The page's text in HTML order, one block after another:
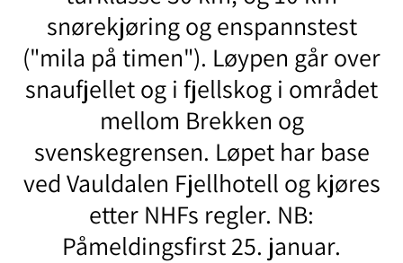
snørekjøring og enspannstest
("mila på timen"). Løypen går over
snaufjellet og i fjellskog i området
mellom Brekken og
svenskegrensen. Løpet har base
ved Vauldalen Fjellhotell og kjøres
etter NHFs regler. NB:
Påmeldingsfirst 25. januar.